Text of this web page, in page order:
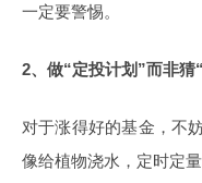
一定要警惕。
2、做“定投计划”而非猜
对于涨得好的基金，不
像给植物浇水，定时定